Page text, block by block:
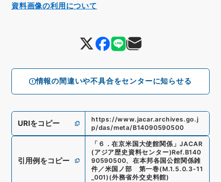
情報の間違いや不具合をセンターに知らせる
URIをコピー
https://www.jacar.archives.go.j
p/das/meta/B14090590500
引用例をコピー
「 ６．在京米国大使館関係 」JACAR
(アジア歴史資料センター)Ref. B140
90590500、在本邦各国公館関係雑
件／米国ノ部 第一巻(M.1.5.0.3-11
_001) (外務省外交史料館)
資料画像の利用について